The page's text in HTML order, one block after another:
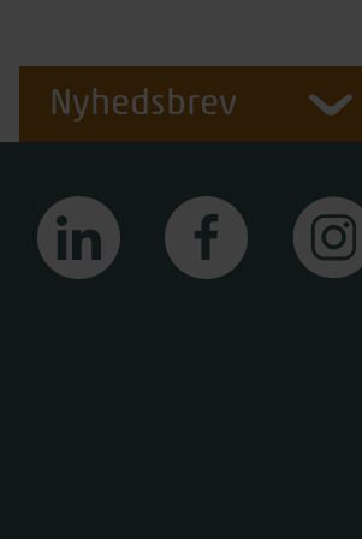
Nyhedsbrev
linkedin facebook